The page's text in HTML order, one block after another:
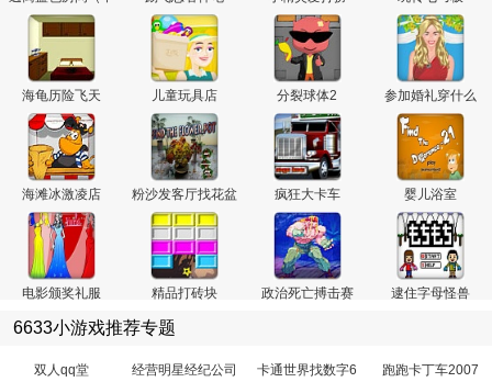
页
文）
海龟历险飞天 儿童玩具店 分裂球体2 参加婚礼穿什么
海滩冰激凌店 粉沙发客厅找花盆 疯狂大卡车 婴儿浴室
电影颁奖礼服 精品打砖块 政治死亡搏击赛 逮住字母怪兽
6633小游戏推荐专题
双人qq堂 经营明星经纪公司 卡通世界找数字6 跑跑卡丁车2007